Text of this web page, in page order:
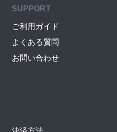
SUPPORT
ご利用ガイド
よくある質問
お問い合わせ